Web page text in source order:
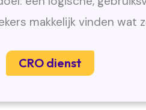
makkelijk vinden wat
CRO dienst